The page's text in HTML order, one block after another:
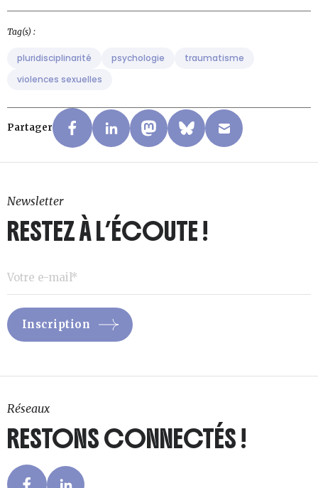
Tag(s) :
pluridisciplinarité psychologie
traumatisme
violences sexuelles
Partager
Newsletter
RESTEZ À L’ÉCOUTE !
Réseaux
RESTONS CONNECTÉS !